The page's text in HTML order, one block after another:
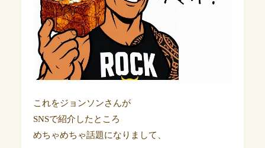
これをジョンソンさんが
SNSで紹介したところ
めちゃめちゃ話題になりまして、